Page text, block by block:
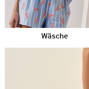
Wäsche